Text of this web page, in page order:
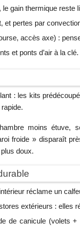
gain thermique reste
et pertes par
accès axe) :
et ponts d’air à la clé.
: les kits
moins étuve,
froide » disparaît
doux.
réclame un
extérieurs : elles
de canicule (volets